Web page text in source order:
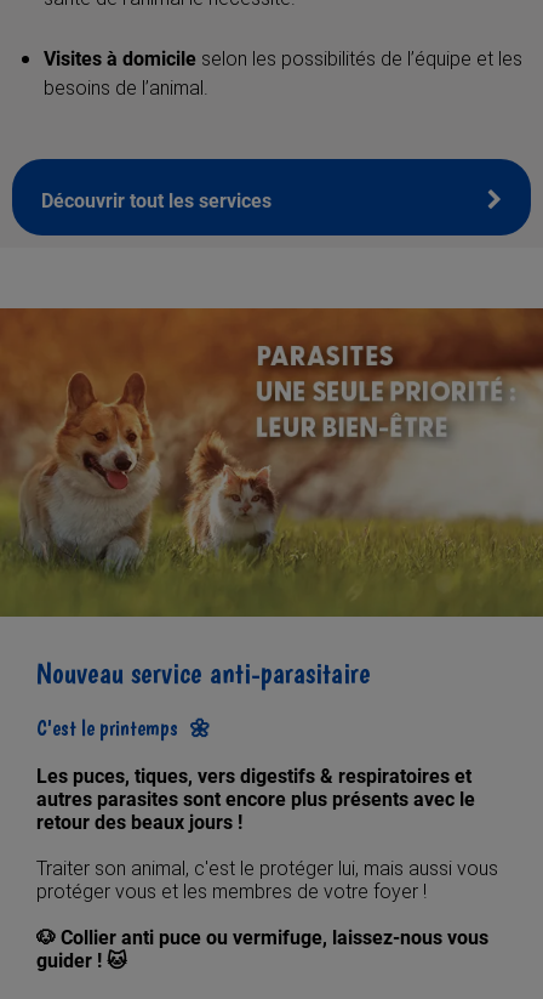
Visites à domicile selon les possibilités de l’équipe et les
besoins de l’animal.
Découvrir tout les services
Nouveau service anti-parasitaire
C'est le printemps 🌼
Les puces, tiques, vers digestifs & respiratoires et
autres parasites sont encore plus présents avec le
retour des beaux jours !
Traiter son animal, c'est le protéger lui, mais aussi vous
protéger vous et les membres de votre foyer !
🐶 Collier anti puce ou vermifuge, laissez-nous vous
guider ! 🐱